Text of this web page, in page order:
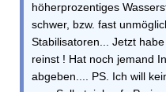
höherprozentiges
schwer, bzw. fast
Stabilisatoren... Jetzt
reinst ! Hat noch jemand
abgeben.... PS. Ich will